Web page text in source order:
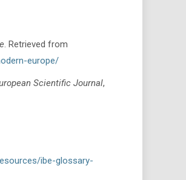
. Retrieved from
europe/
Scientific Journal,
ibe-glossary-